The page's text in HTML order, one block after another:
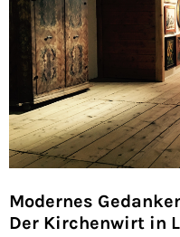
Modernes
Der Kirchenwirt in